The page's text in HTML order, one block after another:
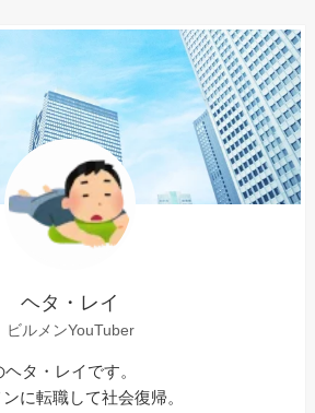
ヘタ・レイ
ビルメンYouTuber
タ・レイです。
に転職して社会復帰。